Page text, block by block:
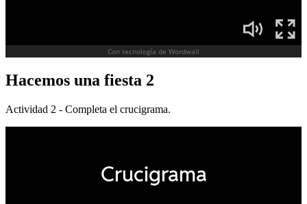
Hacemos una fiesta 2
Actividad 2 - Completa el crucigrama.